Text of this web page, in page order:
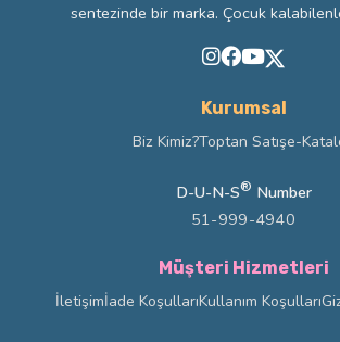
sentezinde bir marka. Çocuk
Kurumsal
Biz Kimiz?Toptan Satışe-
D-U-N-S® Number
51-999-4940
Müşteri Hizmetleri
İletişimİade KoşullarıKullanım Koşulları